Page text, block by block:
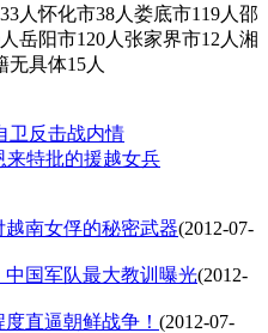
人怀化市38人娄底市119人邵
岳阳市120人张家界市12人湘
具体15人
卫反击战内情
来特批的援越女兵
南女俘的秘密武器(2012-07-
中国军队最大教训曝光(2012-
直逼朝鲜战争！ (2012-07-